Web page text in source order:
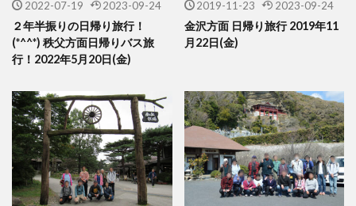
2022-07-19 2023-09-24
２年半振りの日帰り旅行！
(*^^*) 秩父方面日帰りバス旅
行！2022年5月20日(金)
2019-11-23 2023-09-24
金沢方面 日帰り旅行 2019年11
月22日(金)